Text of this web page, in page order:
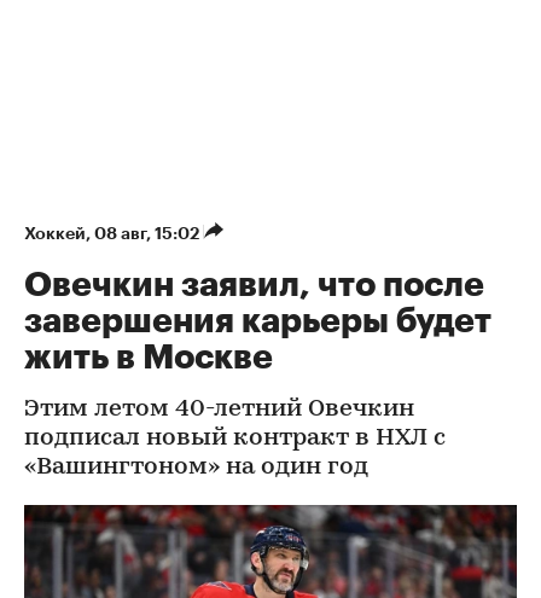
Хоккей⁠, 08 авг, 15:02
Овечкин заявил, что после
завершения карьеры будет
жить в Москве
Этим летом 40-летний Овечкин
подписал новый контракт в НХЛ с
«Вашингтоном» на один год